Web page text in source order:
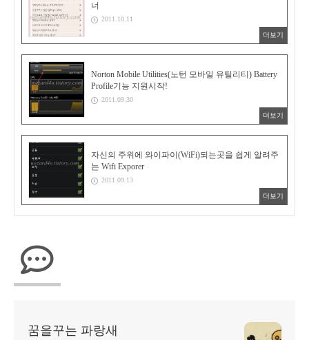
너
2011.10.11
더보기
Norton Mobile Utilities(노턴 모바일 유틸리티) Battery
Profile기능 지원시작!
2011.09.30
더보기
자신의 주위에 와이파이(WiFi)되는곳을 쉽게 알려주
는 Wifi Exporer
2011.09.13
더보기
꿈을꾸는 파랑새